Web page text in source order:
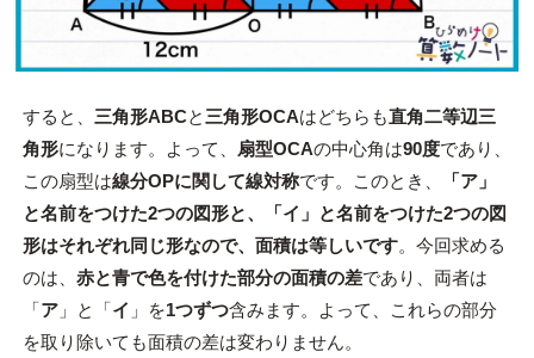
すると、 三角形ABCと 三角形OCAはどちらも直角二等辺三
角形になります。よって、 扇型OCAの中心角は90度であり、
この扇型は線分OPに関して線対称です。このとき、
「ア」
と名前をつけた2つの図形と、
「イ」と名前をつけた2つの図
形はそれぞれ同じ形なので、面積は等しいです。今回求める
のは、 赤と青で色を付けた部分の面積の差であり、両者は
「ア」と「イ 」を1つずつ含みます。よって、これらの部分
を取り除いても面積の差は変わりません。